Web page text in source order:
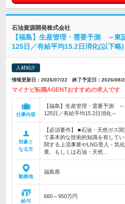
石油資源開発株式会社
【福島】生産管理・需要予測 ～東
125日／有給平均15.2日消化(以下略)
人材紹介
情報更新日：2026/07/22 終了予定日：2026/
マイナビ転職AGENTおすすめの求人です
仕事内容
【福島】生産管理・需要予測
125日／有給平均15.2日消化～
対象と
なる方
【必須要件】 ■石油・天然ガス
て基本的な技術的知識を有して
関する上流事業やLNG受入・気
業、もしくは石油・天然…
勤務地
福島県
給与
660～950万円